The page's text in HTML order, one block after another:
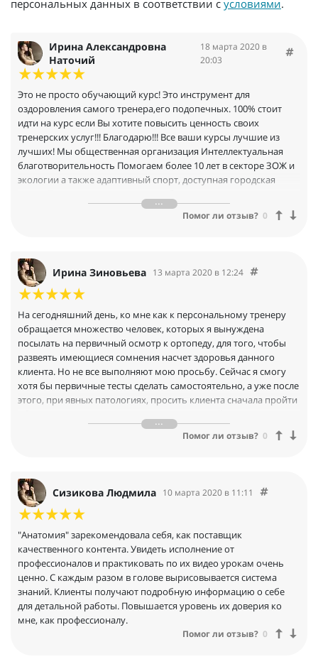
персональных данных в соответствии с условиями.
Ирина Александровна
Наточий
18 марта 2020 в
20:03
Это не просто обучающий курс! Это инструмент для
оздоровления самого тренера,его подопечных. 100% стоит
идти на курс если Вы хотите повысить ценность своих
тренерских услуг!!! Благодарю!!! Все ваши курсы лучшие из
лучших! Мы общественная организация Интеллектуальная
благотворительность Помогаем более 10 лет в секторе ЗОЖ и
экологии а также адаптивный спорт, доступная городская
применяем на обычных «новичках» не клиентов клуба, а тех
кто обращается к нам за ответами и помощью. Мы рады
Помог ли отзыв? 0
Ирина Зиновьева 13 марта 2020 в 12:24
На сегодняшний день, ко мне как к персональному тренеру
обращается множество человек, которых я вынуждена
посылать на первичный осмотр к ортопеду, для того, чтобы
развеять имеющиеся сомнения насчет здоровья данного
клиента. Но не все выполняют мою просьбу. Сейчас я смогу
хотя бы первичные тесты сделать самостоятельно, а уже после
этого, при явных патологиях, просить клиента сначала пройти
Я очень рада, что есть возможность продолжать повышать
свою квалификацию онлайн. Порой очень сложно совмещать
Association. И пользуюсь и научной фитнес библиотекой, и
беру несколько раз в год различные семинары. Но тот факт,
что и российские ведущие специалисты фитнеса предлагают
формате — очень радует и способствует увеличению
«русскоговорящих» специалистов.
Помог ли отзыв? 0
Сизикова Людмила 10 марта 2020 в 11:11
"Анатомия" зарекомендовала себя, как поставщик
качественного контента. Увидеть исполнение от
профессионалов и практиковать по их видео урокам очень
ценно. С каждым разом в голове вырисовывается система
знаний. Клиенты получают подробную информацию о себе
для детальной работы. Повышается уровень их доверия ко
мне, как профессионалу.
Помог ли отзыв? 0